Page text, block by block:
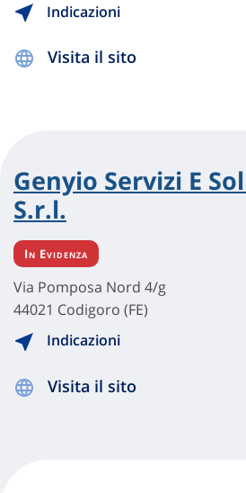
Indicazioni
Visita il sito
Genyio Servizi E
S.r.l.
In Evidenza
Via Pomposa Nord 4/g
44021 Codigoro (FE)
Indicazioni
Visita il sito